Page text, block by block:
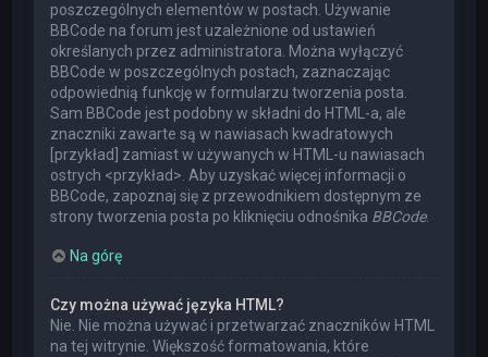
poszczególnych elementów w postach. Używanie
BBCode na forum jest uzależnione od ustawień
określanych przez administratora. Można wyłączyć
BBCode w poszczególnych postach, zaznaczając
odpowiednią funkcję w formularzu tworzenia posta.
Sam BBCode jest podobny w składni do HTML-a, ale
znaczniki zawarte są w nawiasach kwadratowych
[przykład] zamiast w używanych w HTML-u nawiasach
ostrych <przykład>. Aby uzyskać więcej informacji o
BBCode, zapoznaj się z przewodnikiem dostępnym ze
strony tworzenia posta po kliknięciu odnośnika BBCode.
Na górę
Czy można używać języka HTML?
Nie. Nie można używać i przetwarzać znaczników HTML
na tej witrynie. Większość formatowania, które